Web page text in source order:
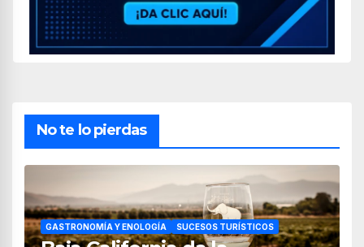
No te lo pierdas
GASTRONOMÍA Y ENOLOGÍA SUCESOS TURÍSTICOS